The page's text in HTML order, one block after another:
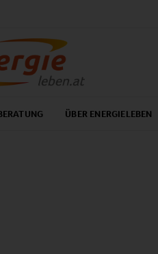
ÜBER ENERGIELEBEN